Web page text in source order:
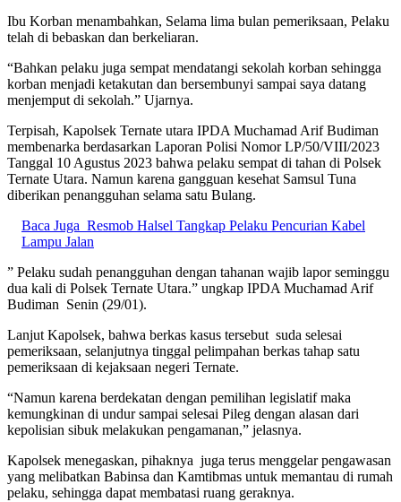
Ibu Korban menambahkan, Selama lima bulan pemeriksaan, Pelaku
telah di bebaskan dan berkeliaran.
“Bahkan pelaku juga sempat mendatangi sekolah korban sehingga
korban menjadi ketakutan dan bersembunyi sampai saya datang
menjemput di sekolah.” Ujarnya.
Terpisah, Kapolsek Ternate utara IPDA Muchamad Arif Budiman
membenarka berdasarkan Laporan Polisi Nomor LP/50/VIII/2023
Tanggal 10 Agustus 2023 bahwa pelaku sempat di tahan di Polsek
Ternate Utara. Namun karena gangguan kesehat Samsul Tuna
diberikan penangguhan selama satu Bulang.
Baca Juga Resmob Halsel Tangkap Pelaku Pencurian Kabel
Lampu Jalan
” Pelaku sudah penangguhan dengan tahanan wajib lapor seminggu
dua kali di Polsek Ternate Utara.” ungkap IPDA Muchamad Arif
Budiman Senin (29/01).
Lanjut Kapolsek, bahwa berkas kasus tersebut suda selesai
pemeriksaan, selanjutnya tinggal pelimpahan berkas tahap satu
pemeriksaan di kejaksaan negeri Ternate.
“Namun karena berdekatan dengan pemilihan legislatif maka
kemungkinan di undur sampai selesai Pileg dengan alasan dari
kepolisian sibuk melakukan pengamanan,” jelasnya.
Kapolsek menegaskan, pihaknya juga terus menggelar pengawasan
yang melibatkan Babinsa dan Kamtibmas untuk memantau di rumah
pelaku, sehingga dapat membatasi ruang geraknya.